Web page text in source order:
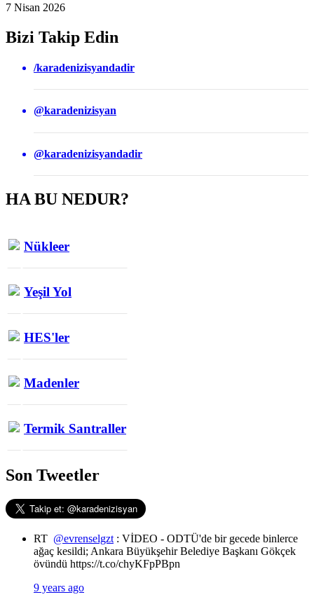
7 Nisan 2026
Bizi Takip Edin
/karadenizisyandadir
@karadenizisyan
@karadenizisyandadir
HA BU NEDUR?
Nükleer
Yeşil Yol
HES'ler
Madenler
Termik Santraller
Son Tweetler
RT @evrenselgzt : VİDEO - ODTÜ'de bir gecede binlerce
ağaç kesildi; Ankara Büyükşehir Belediye Başkanı Gökçek
övündü https://t.co/chyKFpPBpn
9 years ago